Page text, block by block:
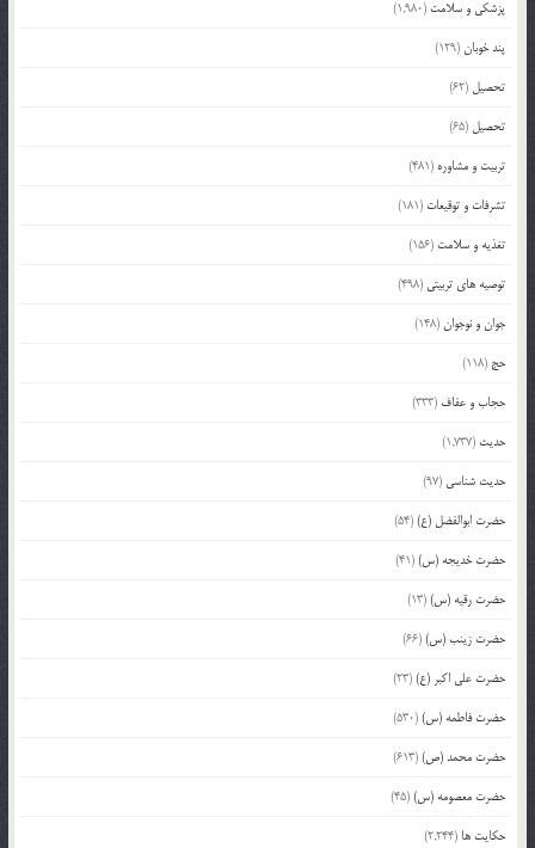
پزشکی و سلامت (1,980)
پند خوبان(129)
تحصیل (62)
تحصیل (65)
تربیت و مشاوره (481)
تشرفات و توقیعات (181)
تغذیه و سلامت (156)
توصیه های تربیتی (498)
جوان و نوجوان(148)
حج (118)
حجاب و عفاف (333)
حدیث (1,737)
حدیث شناسی (97)
حضرت ابوالفضل (ع)(54)
حضرت خدیجه (س)(41)
حضرت رقیه (س)(13)
حضرت زینب (س)(66)
حضرت علی اکبر (ع)(23)
حضرت فاطمه (س)(530)
حضرت محمد (ص)(613)
حضرت معصومه (س)(45)
حکایت ها (2,244)